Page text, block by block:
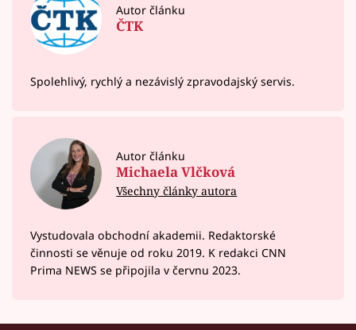
Autor článku
ČTK
Spolehlivý, rychlý a nezávislý zpravodajský servis.
Autor článku
Michaela Vlčková
Všechny články autora
Vystudovala obchodní akademii. Redaktorské
činnosti se věnuje od roku 2019. K redakci CNN
Prima NEWS se připojila v červnu 2023.